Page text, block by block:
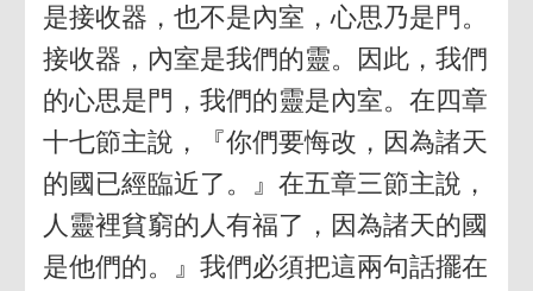
是接收器，也不是內室，心思乃是門。
接收器，內室是我們的靈。因此，我們
的心思是門，我們的靈是內室。在四章
十七節主說，『你們要悔改，因為諸天
的國已經臨近了。』在五章三節主說，
人靈裡貧窮的人有福了，因為諸天的國
是他們的。』我們必須把這兩句話擺在